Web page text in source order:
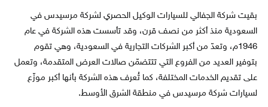
بقيت شركة الجفالي للسيارات الوكيل الحصري لشركة مرسيدس في
السعودية منذ أكثر من نصف قرن، وقد تأسست هذه الشركة في عام
1946م، وتعدّ من أكبر الشركات التجارية في السعودية، وهي تقوم
بتوفير العديد من الفروع التي تتتضمّن صالات العرض المتقدمة، وتعمل
على تقديم الخدمات المختلفة، كما تُعرف هذه الشركة بأنها أكبر موزّع
لسيارات شركة مرسيدس في منطقة الشرق الأوسط.